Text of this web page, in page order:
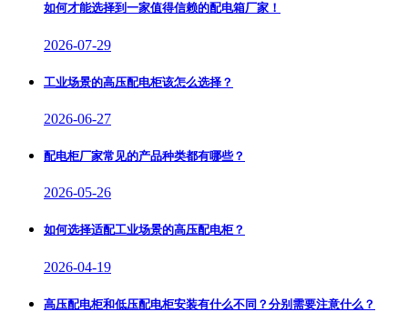
如何才能选择到一家值得信赖的配电箱厂家！
2026-07-29
工业场景的高压配电柜该怎么选择？
2026-06-27
配电柜厂家常见的产品种类都有哪些？
2026-05-26
如何选择适配工业场景的高压配电柜？
2026-04-19
高压配电柜和低压配电柜安装有什么不同？分别需要注意什么？